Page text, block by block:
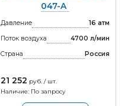
047-A
Давление
16 атм
Поток воздуха
4700 л/мин
Страна
Россия
21 252 руб. / шт.
Наличие: По запросу